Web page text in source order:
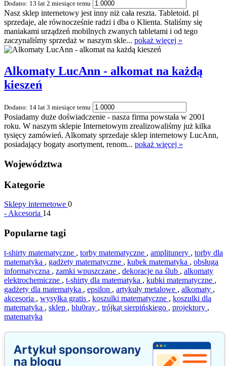
Dodano: 13 lat 2 miesiące temu
Nasz sklep internetowy jest inny niż cała reszta. Tabletoid. pl
sprzedaje, ale równocześnie radzi i dba o Klienta. Staliśmy się
maniakami urządzeń mobilnych zwanych tabletami i od tego
zaczynaliśmy sprzedaż w naszym skle... pokaż więcej »
Alkomaty LucAnn - alkomat na każdą
kieszeń
Dodano: 14 lat 3 miesiące temu
Posiadamy duże doświadczenie - nasza firma powstała w 2001
roku. W naszym sklepie Internetowym zrealizowaliśmy już kilka
tysięcy zamówień. Alkomaty sprzedaje sklep internetowy LucAnn,
posiadający bogaty asortyment, renom... pokaż więcej »
Województwa
Kategorie
Sklepy internetowe 0
-Akcesoria 14
Popularne tagi
t-shirty matematyczne , torby matematyczne , amplitunery , torby dla
matematyka , gadżety matematyczne , kubek matematyka , obsługa
informatyczna , zamki wpuszczane , dekoracje na ślub , alkomaty
elektrochemiczne , t-shirty dla matematyka , kubki matematyczne ,
gadżety dla matematyka , epsilon , artykuły metalowe , alkomaty ,
akcesoria , wysyłka gratis , koszulki matematyczne , koszulki dla
matematyka , sklep , blu0ray , trójkąt sierpińskiego , projektory ,
matematyka